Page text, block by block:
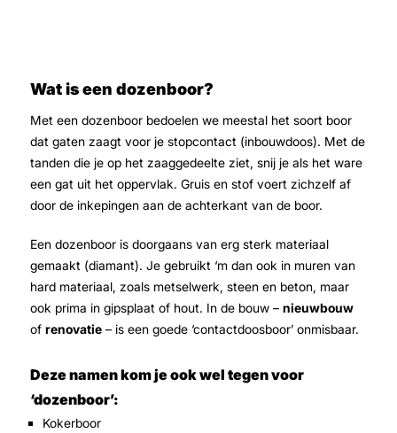
Wat is een dozenboor?
Met een dozenboor bedoelen we meestal het soort boor
dat gaten zaagt voor je stopcontact (inbouwdoos). Met de
tanden die je op het zaaggedeelte ziet, snij je als het ware
een gat uit het oppervlak. Gruis en stof voert zichzelf af
door de inkepingen aan de achterkant van de boor.
Een dozenboor is doorgaans van erg sterk materiaal
gemaakt (diamant). Je gebruikt ‘m dan ook in muren van
hard materiaal, zoals metselwerk, steen en beton, maar
ook prima in gipsplaat of hout. In de bouw – nieuwbouw
of renovatie – is een goede ‘contactdoosboor’ onmisbaar.
Deze namen kom je ook wel tegen voor
‘dozenboor’:
Kokerboor